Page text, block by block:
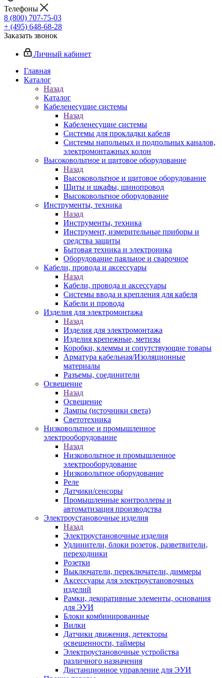
Телефоны
8 (800) 707-75-03
+ (495) 648-68-28
Заказать звонок
Личный кабинет
Главная
Каталог
Назад
Каталог
Кабеленесущие системы
Назад
Кабеленесущие системы
Системы для прокладки кабеля
Системы напольных и подпольных каналов,
электромонтажных колон
Высоковольтное и щитовое оборудование
Назад
Высоковольтное и щитовое оборудование
Щиты и шкафы, шинопровод
Высоковольтное оборудование
Инструменты, техника
Назад
Инструменты, техника
Инструмент, измерительные приборы и
средства защиты
Бытовая техника и электроника
Оборудование паяльное и сварочное
Кабели, провода и аксессуары
Назад
Кабели, провода и аксессуары
Системы ввода и крепления для кабеля
Кабели и провода
Изделия для электромонтажа
Назад
Изделия для электромонтажа
Изделия крепежные, метизы
Коробки, клеммы и сопутствующие товары
Арматура кабельная/Изоляционные
материалы
Разъемы, соединители
Освещение
Назад
Освещение
Лампы (источники света)
Светотехника
Низковольтное и промышленное
электрооборудование
Назад
Низковольтное и промышленное
электрооборудование
Низковольтное оборудование
Реле
Датчики/сенсоры
Промышленные контроллеры и
автоматизация производства
Электроустановочные изделия
Назад
Электроустановочные изделия
Удлинители, блоки розеток, разветвители,
переходники
Розетки
Выключатели, переключатели, диммеры
Аксессуары для электроустановочных
изделий
Рамки, декоративные элементы, основания
для ЭУИ
Блоки комбинированные
Вилки
Датчики движения, детекторы
освещенности, таймеры
Электроустановочные устройства
различного назначения
Дистанционное управление для ЭУИ